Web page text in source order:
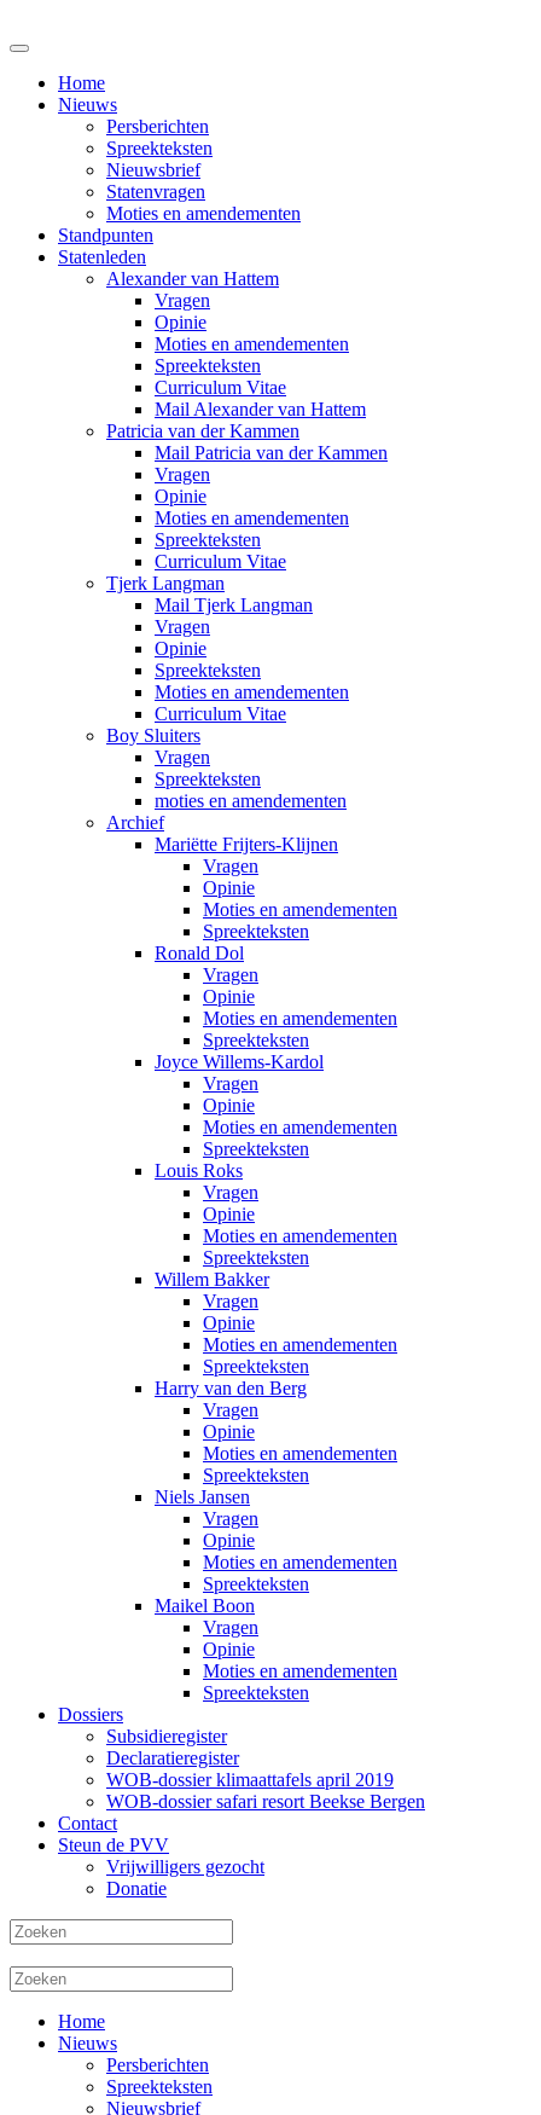
Home
Nieuws
Persberichten
Spreekteksten
Nieuwsbrief
Statenvragen
Moties en amendementen
Standpunten
Statenleden
Alexander van Hattem
Vragen
Opinie
Moties en amendementen
Spreekteksten
Curriculum Vitae
Mail Alexander van Hattem
Patricia van der Kammen
Mail Patricia van der Kammen
Vragen
Opinie
Moties en amendementen
Spreekteksten
Curriculum Vitae
Tjerk Langman
Mail Tjerk Langman
Vragen
Opinie
Spreekteksten
Moties en amendementen
Curriculum Vitae
Boy Sluiters
Vragen
Spreekteksten
moties en amendementen
Archief
Mariëtte Frijters-Klijnen
Vragen
Opinie
Moties en amendementen
Spreekteksten
Ronald Dol
Vragen
Opinie
Moties en amendementen
Spreekteksten
Joyce Willems-Kardol
Vragen
Opinie
Moties en amendementen
Spreekteksten
Louis Roks
Vragen
Opinie
Moties en amendementen
Spreekteksten
Willem Bakker
Vragen
Opinie
Moties en amendementen
Spreekteksten
Harry van den Berg
Vragen
Opinie
Moties en amendementen
Spreekteksten
Niels Jansen
Vragen
Opinie
Moties en amendementen
Spreekteksten
Maikel Boon
Vragen
Opinie
Moties en amendementen
Spreekteksten
Dossiers
Subsidieregister
Declaratieregister
WOB-dossier klimaattafels april 2019
WOB-dossier safari resort Beekse Bergen
Contact
Steun de PVV
Vrijwilligers gezocht
Donatie
Home
Nieuws
Persberichten
Spreekteksten
Nieuwsbrief